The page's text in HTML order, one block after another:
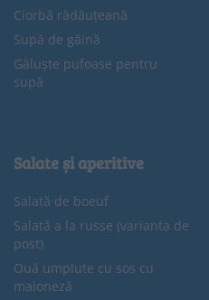
Ciorbă rădăuțeană
Supă de găină
Găluște pufoase pentru
supă
Salate și aperitive
Salată de boeuf
Salată a la russe (varianta de
post)
Ouă umplute cu sos cu
maioneză